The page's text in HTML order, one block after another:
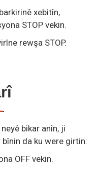
xebitîn,
STOP vekin.
rewşa STOP.
bikar anîn, ji
da ku were girtin:
OFF vekin.